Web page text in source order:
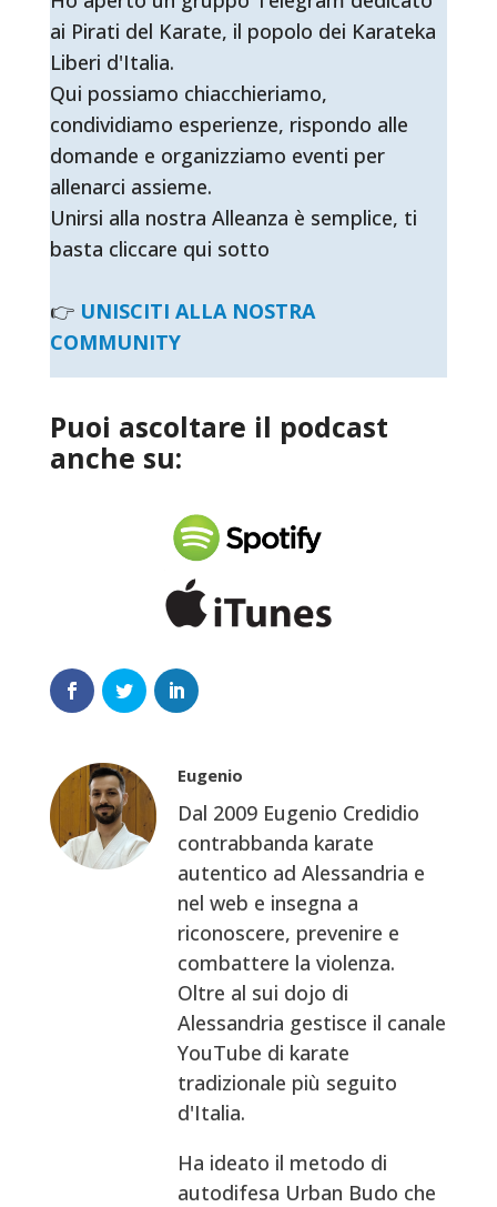
ai Pirati del Karate, il popolo dei Karateka
Liberi d'Italia.
Qui possiamo chiacchieriamo,
condividiamo esperienze, rispondo alle
domande e organizziamo eventi per
allenarci assieme.
Unirsi alla nostra Alleanza è semplice, ti
basta cliccare qui sotto
👉 UNISCITI ALLA NOSTRA
COMMUNITY
Puoi ascoltare il podcast
anche su:
Eugenio
Dal 2009 Eugenio Credidio
contrabbanda karate
autentico ad Alessandria e
nel web e insegna a
riconoscere, prevenire e
combattere la violenza.
Oltre al sui dojo di
Alessandria gestisce il canale
YouTube di karate
tradizionale più seguito
d'Italia.
Ha ideato il metodo di
autodifesa Urban Budo che